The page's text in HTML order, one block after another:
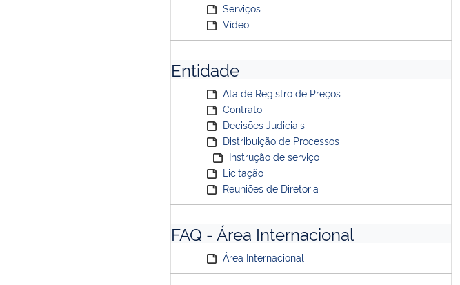
Serviços
Vídeo
Entidade
Ata de Registro de Preços
Contrato
Decisões Judiciais
Distribuição de Processos
Instrução de serviço
Licitação
Reuniões de Diretoria
FAQ - Área Internacional
Área Internacional